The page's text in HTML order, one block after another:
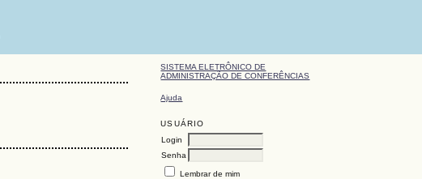
SISTEMA ELETRÔNICO DE
ADMINISTRAÇÃO DE CONFERÊNCIAS
Ajuda
USUÁRIO
Login
Senha
Lembrar de mim